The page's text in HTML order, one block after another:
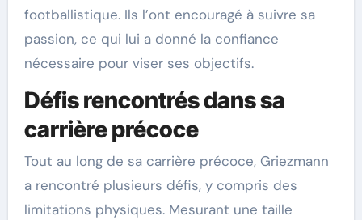
footballistique. Ils l’ont encouragé à suivre sa
passion, ce qui lui a donné la confiance
nécessaire pour viser ses objectifs.
Défis rencontrés dans sa
carrière précoce
Tout au long de sa carrière précoce, Griezmann
a rencontré plusieurs défis, y compris des
limitations physiques. Mesurant une taille